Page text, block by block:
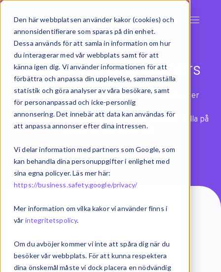
Den här webbplatsen använder kakor (cookies) och
annonsidentifierare som sparas på din enhet.
Dessa används för att samla in information om hur
du interagerar med vår webbplats samt för att
känna igen dig. Vi använder informationen för att
förbättra och anpassa din upplevelse, sammanställa
statistik och göra analyser av våra besökare, samt
för personanpassad och icke-personlig
annonsering. Det innebär att data kan användas för
att anpassa annonser efter dina intressen.
Vi delar information med partners som Google, som
kan behandla dina personuppgifter i enlighet med
sina egna policyer. Läs mer här:
https://business.safety.google/privacy/
Mer information om vilka kakor vi använder finns i
vår integritetspolicy.
Om du avböjer kommer vi inte att spåra dig när du
besöker vår webbplats. För att kunna respektera
dina önskemål måste vi dock placera en nödvändig
On-demand Webinars
Bli experter på digitala verktyg som förenklar er
vardag.
Här samlar vi on-demand webinars som du kan kolla på
precis när det passar dig.
Applikationsutveckling & Integration